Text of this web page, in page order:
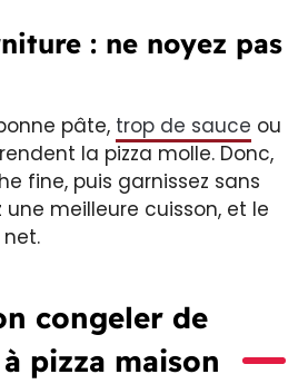
: ne noyez pas
pâte, trop de sauce ou
la pizza molle. Donc,
fine, puis garnissez sans
une meilleure cuisson, et le
congeler de
pizza maison